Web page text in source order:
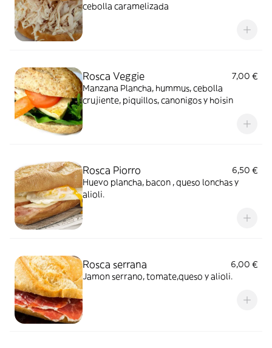
cebolla caramelizada
Rosca Veggie
7,00 €
Manzana Plancha, hummus, cebolla
crujiente, piquillos, canonigos y hoisin
Rosca Piorro
6,50 €
Huevo plancha, bacon , queso lonchas y
alioli.
Rosca serrana
6,00 €
Jamon serrano, tomate,queso y alioli.